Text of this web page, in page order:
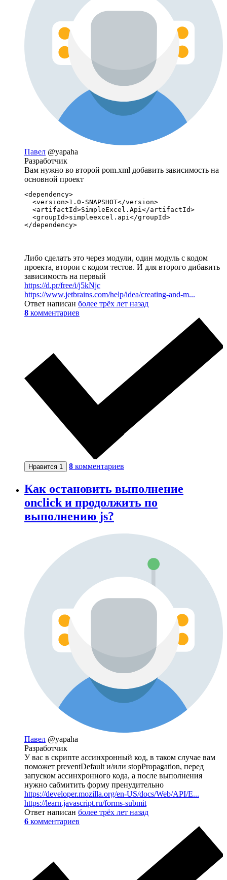
Павел @yapaha
Разработчик
Вам нужно вo второй pom.xml добавить зависимость на
основной проект
<dependency>
  <version>1.0-SNAPSHOT</version>
  <artifactId>SimpleExcel.Api</artifactId>
  <groupId>simpleexcel.api</groupId>
</dependency>
Либо сделатъ это через модули, один модуль с кодом
проекта, второи с кодом тестов. И для второго дибавить
зависимость на первый
https://d.pr/free/i/j5kNjc
https://www.jetbrains.com/help/idea/creating-and-m...
Ответ написан более трёх лет назад
8 комментариев
Нравится 1 8 комментариев
Как остановить выполнение
onclick и продолжить по
выполнению js?
Павел @yapaha
Разработчик
У вас в скрипте ассинхронный код, в таком случае вам
поможет preventDefault и/или stopPropagation, перед
запуском ассинхронного кода, а после выполнения
нужно сабмитить форму пренудительно
https://developer.mozilla.org/en-US/docs/Web/API/E...
https://learn.javascript.ru/forms-submit
Ответ написан более трёх лет назад
6 комментариев